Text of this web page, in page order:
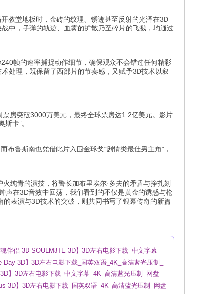
教堂地板时，金砖的纹理、锈迹甚至反射的光泽在3D
中，子弹的轨迹、血雾的扩散乃至碎片的飞溅，均通过
帧的速率捕捉动作细节，确保观众不会错过任何精彩
处理，既保留了西部片的节奏感，又赋予3D技术以叙
房突破3000万美元，最终全球票房达1.2亿美元。影片
卡”。
布鲁斯南也凭借此片入围金球奖“剧情类最佳男主角”，
纯青的演技，将警长加布里埃尔·多夫的矛盾与挣扎刻
声在3D音效中回荡，我们看到的不仅是黄金的诱惑与枪
表演与3D技术的突破，则共同书写了银幕传奇的新篇
伴侣 3D SOULM8TE 3D】3D左右电影下载_中文字幕
3D】3D左右电影下载_国英双语_4K_高清蓝光压制_
】3D左右电影下载_中文字幕_4K_高清蓝光压制_网盘
3D】3D左右电影下载_国英双语_4K_高清蓝光压制_网盘